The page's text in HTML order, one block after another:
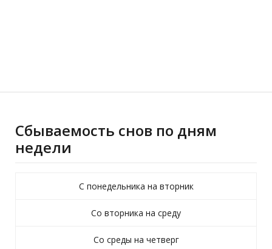
Сбываемость снов по дням
недели
С понедельника на вторник
Со вторника на среду
Со среды на четверг